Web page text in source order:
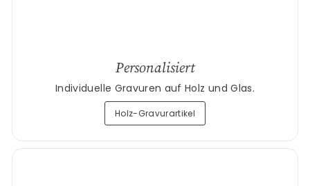
Personalisiert
Individuelle Gravuren auf Holz und Glas.
Holz-Gravurartikel